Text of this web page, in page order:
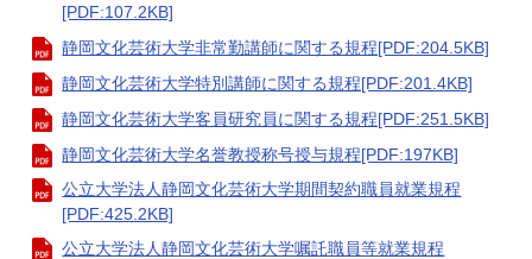
[PDF:107.2KB]
静岡文化芸術大学非常勤講師に関する規程[PDF:204.5KB]
静岡文化芸術大学特別講師に関する規程[PDF:201.4KB]
静岡文化芸術大学客員研究員に関する規程[PDF:251.5KB]
静岡文化芸術大学名誉教授称号授与規程[PDF:197KB]
公立大学法人静岡文化芸術大学期間契約職員就業規程
[PDF:425.2KB]
公立大学法人静岡文化芸術大学嘱託職員等就業規程